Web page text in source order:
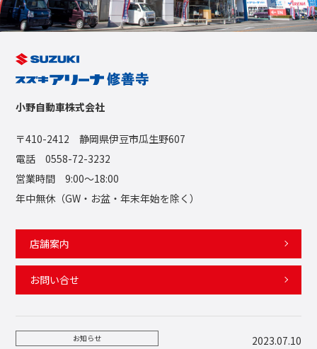
小野自動車株式会社
〒410-2412 静岡県伊豆市瓜生野607
電話 0558-72-3232
営業時間 9:00〜18:00
年中無休（GW・お盆・年末年始を除く）
店舗案内
お問い合せ
お知らせ
2023.07.10